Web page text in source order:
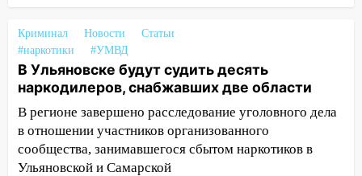
09:25
Вынесли приговор дебоширам,
избившим мужчину в трамвае
08:27 Ульяновская полиция получила
один из шести уникальных автомобилей
в России
07:02 Жара отступит: какой будет
погода в Ульяновске днем 5 августа
Криминал Новости
Статьи
#наркотики
#УМВД
В Ульяновске будут судить десять
наркодилеров, снабжавших две области
В регионе завершено расследование уголовного дела
в отношении участников организованного
сообщества, занимавшегося сбытом наркотиков в
Ульяновской и Самарской